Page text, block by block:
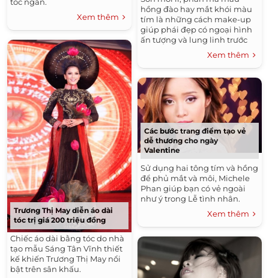
Xem thêm
Trương Thị May diễn áo dài
tóc trị giá 200 triệu đồng
Chiếc áo dài bằng tóc do nhà
tạo mẫu Sáng Tân Vĩnh thiết
kế khiến Trương Thị May nổi
bật trên sân khấu.
hồng đào hay mắt khói màu
tím là những cách make-up
giúp phái đẹp có ngoại hình
ấn tượng và lung linh trước
Xem thêm
Các bước trang điểm tạo vẻ
dễ thương cho ngày
Valentine
Sử dụng hai tông tím và hồng
để phủ mắt và môi, Michele
Phan giúp bạn có vẻ ngoài
như ý trong Lễ tình nhân.
Xem thêm